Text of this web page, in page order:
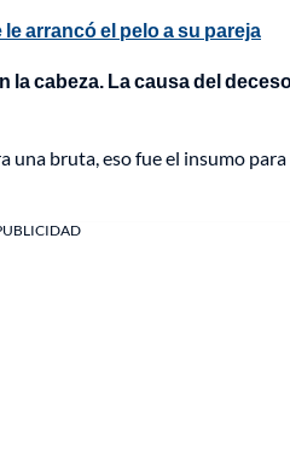
arrancó el pelo a su pareja
cabeza. La causa del
una bruta, eso fue el insumo